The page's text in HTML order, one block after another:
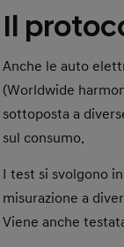
Peso del veicolo:
leggera.
Tipo di pneumatici:
Anche i dislivelli
energia grazie alle
Infine, anche il
sterrato la
dispendio energetico.
Velocità di marcia:
Più aumenta la
parte dell’energia
Il
Anche le auto
(Worldwide
sottoposta a
sul consumo.
I test si svolgono
misurazione a
Viene anche